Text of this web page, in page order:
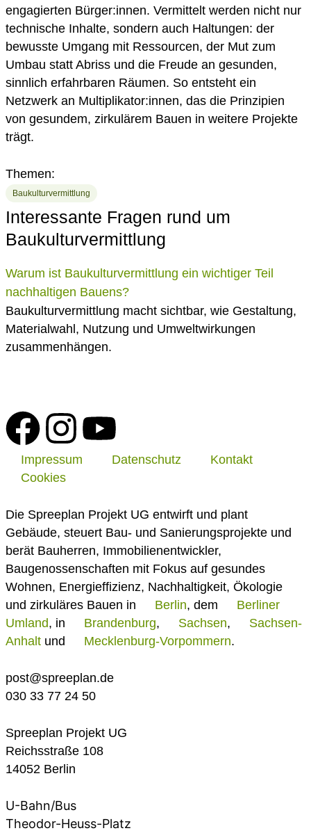
engagierten Bürger:innen. Vermittelt werden nicht nur
technische Inhalte, sondern auch Haltungen: der
bewusste Umgang mit Ressourcen, der Mut zum
Umbau statt Abriss und die Freude an gesunden,
sinnlich erfahrbaren Räumen. So entsteht ein
Netzwerk an Multiplikator:innen, das die Prinzipien
von gesundem, zirkulärem Bauen in weitere Projekte
trägt.
Themen:
Baukulturvermittlung
Interessante Fragen rund um
Baukulturvermittlung
Warum ist Baukulturvermittlung ein wichtiger Teil
nachhaltigen Bauens?
Baukulturvermittlung macht sichtbar, wie Gestaltung,
Materialwahl, Nutzung und Umweltwirkungen
zusammenhängen.
Impressum Datenschutz
Kontakt
Cookies
Die Spreeplan Projekt UG entwirft und plant
Gebäude, steuert Bau- und Sanierungsprojekte und
berät Bauherren, Immobilienentwickler,
Baugenossenschaften mit Fokus auf gesundes
Wohnen, Energieffizienz, Nachhaltigkeit, Ökologie
und zirkuläres Bauen in
Berlin, dem
Berliner
Umland, in Brandenburg, Sachsen,
Sachsen-
Anhalt und Mecklenburg-Vorpommern.
post@spreeplan.de
030 33 77 24 50
Spreeplan Projekt UG
Reichsstraße 108
14052 Berlin
U-Bahn/Bus
Theodor-Heuss-Platz